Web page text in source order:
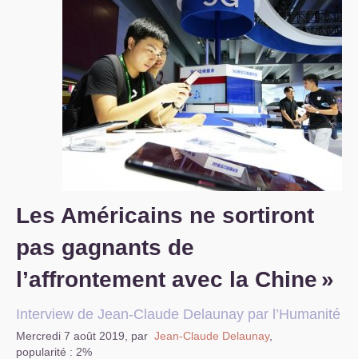
Les Américains ne sortiront
pas gagnants de
l’affrontement avec la Chine »
Interview de Jean-Claude Delaunay par l’Humanité
Mercredi 7 août 2019 par Jean-Claude Delaunay,
popularité : 2%